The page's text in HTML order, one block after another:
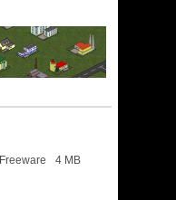
Freeware 4 MB